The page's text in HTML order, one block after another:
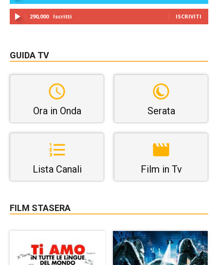
290,000 Iscritti ISCRIVITI
GUIDA TV
Ora in Onda Serata
Lista Canali Film in Tv
FILM STASERA